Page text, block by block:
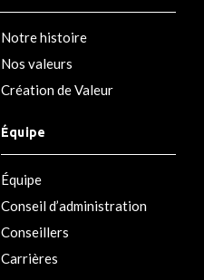
Notre histoire
Nos valeurs
Création de Valeur
Équipe
Équipe
Conseil d’administration
Conseillers
Carrières